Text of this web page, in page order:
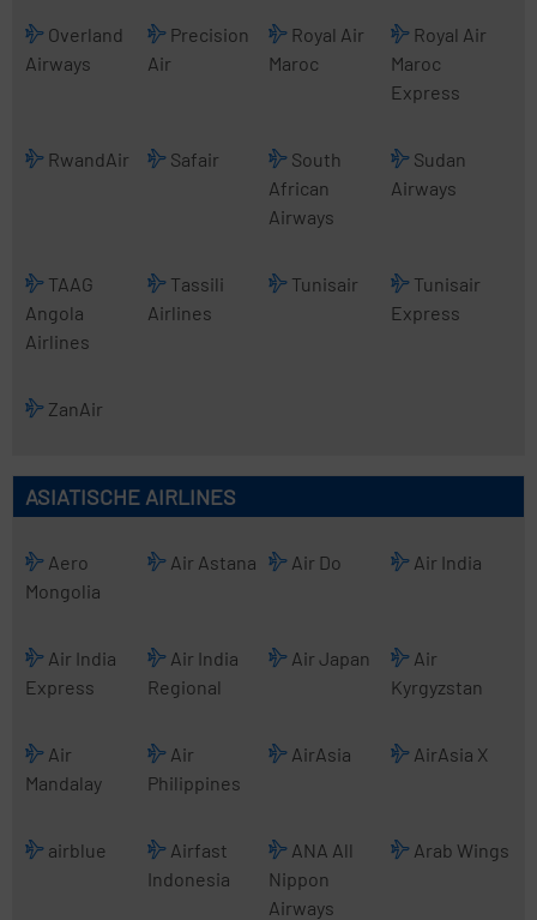
Overland
Airways
Precision
Air
Royal Air
Maroc
Royal Air
Maroc
Express
RwandAir Safair
South
African
Airways
Sudan
Airways
TAAG
Angola
Airlines
Tassili
Airlines
Tunisair
Tunisair
Express
ZanAir
ASIATISCHE AIRLINES
Aero
Mongolia
Air Astana Air Do Air India
Air India
Express
Air India
Regional
Air Japan
Air
Kyrgyzstan
Air
Mandalay
Air
Philippines
AirAsia AirAsia X
airblue
Airfast
Indonesia
ANA All
Nippon
Airways
Arab Wings